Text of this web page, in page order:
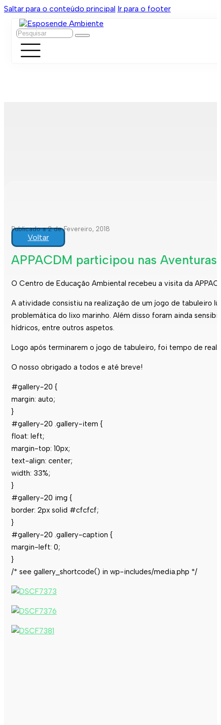
Saltar para o conteúdo principal Ir para o footer
Pesquisar
Publicado a 2 de Fevereiro, 2018
Voltar
APPACDM participou nas Aventuras
O Centro de Educação Ambiental recebeu a visita da
A atividade consistiu na realização de um jogo de tabuleiro
problemática do lixo marinho. Além disso foram ainda
hídricos, entre outros aspetos.
Logo após terminarem o jogo de tabuleiro, foi tempo de
O nosso obrigado a todos e até breve!
#gallery-20 {
margin: auto;
}
#gallery-20 .gallery-item {
float: left;
margin-top: 10px;
text-align: center;
width: 33%;
}
#gallery-20 img {
border: 2px solid #cfcfcf;
}
#gallery-20 .gallery-caption {
margin-left: 0;
}
/* see gallery_shortcode() in wp-includes/media.php */